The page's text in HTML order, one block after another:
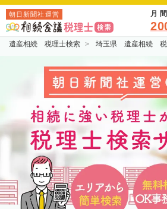
朝日新聞社運営 月
遺産相続 税理士検索 埼玉県 遺産相続 税